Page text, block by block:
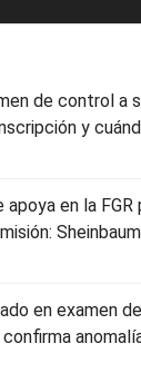
de control a
y
apoya en la
Sheinbaum
en examen